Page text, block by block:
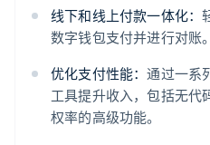
线下和线上付款一体化：
数字钱包支付并进行对账。
优化支付性能：通过一系
工具提升收入，包括无代
权率的高级功能。
阿联酋
爱尔兰
English
爱沙尼亚
English